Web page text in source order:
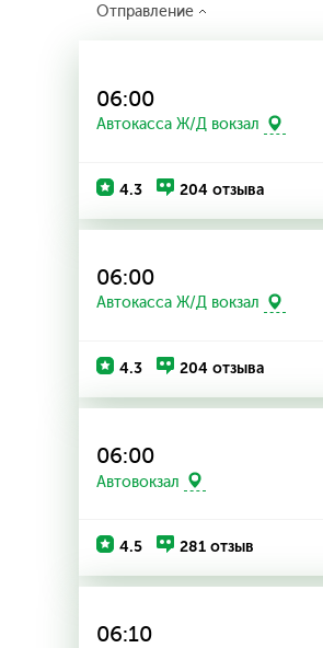
Отправление
06:00
Автокасса Ж/Д вокзал
4.3 204 отзыва
06:00
Автокасса Ж/Д вокзал
4.3 204 отзыва
06:00
Автовокзал
4.5 281 отзыв
06:10